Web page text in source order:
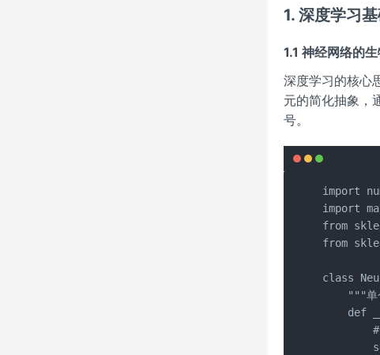
1. 深度学习
1.1 神经网络的
深度学习的核心
元的简化抽象，
号。
import
import
from
from
class
"""单
def
#